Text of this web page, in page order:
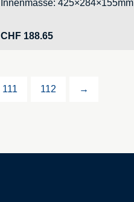
Innenmasse: 425×284×155mm
CHF 188.65
111 112 →